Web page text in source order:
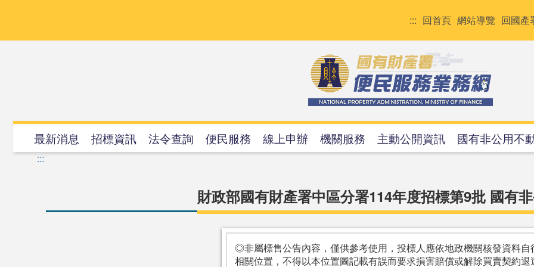
要
::: 回首頁 網站導覽 回國產
最新消息 招標資訊 法令查詢 便民服務 線上申辦 機關服務 主動公開資訊 國有非公用不
:::
財政部國有財產署中區分署114年度招標第9批 國有
◎非屬標售公告內容，僅供參考使用，投標人應依地政機關核發資料自
相關位置，不得以本位置圖記載有誤而要求損害賠償或解除買賣契約退